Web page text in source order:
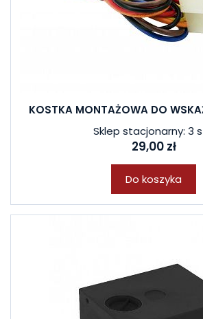
KOSTKA MONTAŻOWA DO
Sklep stacjonarny: 3
29,00 zł
Do koszyka